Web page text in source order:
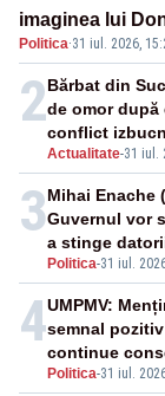
imaginea lui
Politica·31 iul. 2026,
2
Actualitate-31 iul.
Bărbat din
de omor
conflict
3
Politica-31 iul.
Mihai Enache
Guvernul vor
a stinge
4
Politica-31 iul.
UMPMV:
semnal
continue
financiare